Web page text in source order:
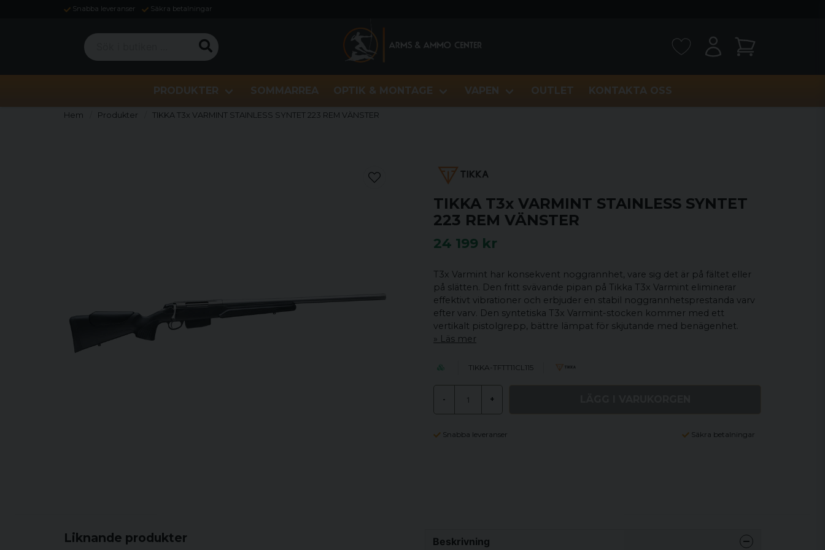
Snabba leveranser Säkra betalningar
Sök i butiken ...
PRODUKTER SOMMARREA OPTIK & MONTAGE VAPEN OUTLET KONTAKTA OSS
Hem Produkter TIKKA T3x VARMINT STAINLESS SYNTET 223 REM VÄNSTER
TIKKA T3x VARMINT STAINLESS SYNTET
223 REM VÄNSTER
24 199 kr
T3x Varmint har konsekvent noggrannhet, vare sig det är på fältet eller
på slätten. Den fritt svävande pipan på Tikka T3x Varmint eliminerar
effektivt vibrationer och erbjuder en stabil noggrannhetsprestanda varv
efter varv. Den syntetiska T3x Varmint-stocken kommer med ett
vertikalt pistolgrepp, bättre lämpat för skjutande med benägenhet.
Läs mer
TIKKA-TFTT11CL115
- +
Snabba leveranser Säkra betalningar
Liknande produkter Beskrivning